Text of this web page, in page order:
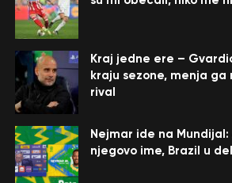
Kraj jedne ere –
kraju sezone, menja ga
rival
Nejmar ide na
njegovo ime, Brazil u